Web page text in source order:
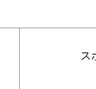
ス